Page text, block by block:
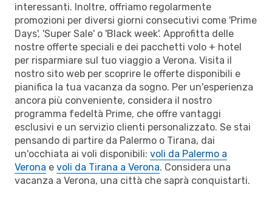
interessanti. Inoltre, offriamo regolarmente
promozioni per diversi giorni consecutivi come 'Prime
Days', 'Super Sale' o 'Black week'. Approfitta delle
nostre offerte speciali e dei pacchetti volo + hotel
per risparmiare sul tuo viaggio a Verona. Visita il
nostro sito web per scoprire le offerte disponibili e
pianifica la tua vacanza da sogno. Per un'esperienza
ancora più conveniente, considera il nostro
programma fedeltà Prime, che offre vantaggi
esclusivi e un servizio clienti personalizzato. Se stai
pensando di partire da Palermo o Tirana, dai
un'occhiata ai voli disponibili: voli da Palermo a
Verona e voli da Tirana a Verona. Considera una
vacanza a Verona, una città che saprà conquistarti.